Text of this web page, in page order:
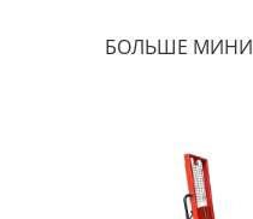
БОЛЬШЕ МИНИ